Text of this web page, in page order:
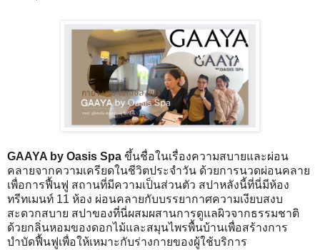
GAAYA by Oasis Spa ขึ้นชื่อในเรื่องความสบายและผ่อน
คลายจากความเครียดในชีวิตประจำวัน ด้วยการนวดผ่อนคลาย
เพื่อการฟื้นฟู สถานที่มีความเป็นส่วนตัว สปาหลังนี้ที่นี่มีห้อง
ทรีทเมนท์ 11 ห้อง ผ่อนคลายกับบรรยากาศความเงียบสงบ
สะดวกสบาย สปาของที่นี่ผสมผสานการดูแลผิวจากธรรมชาติ
ด้วยกลิ่นหอมของดอกไม้และสมุนไพรพื้นบ้านเพื่อสร้างการ
บำบัดฟื้นฟูเพื่อให้เหมาะกับร่างกายของผู้ใช้บริการ